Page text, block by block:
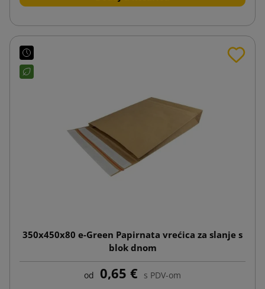
350x450x80 e-Green Papirnata vrećica za slanje s
blok dnom
od 0,65 € s PDV-om